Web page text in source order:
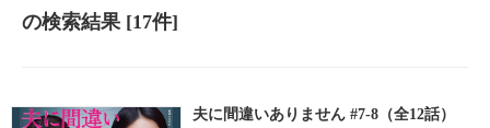
の検索結果[17件]
夫に間違いありません #7-8（全12話）